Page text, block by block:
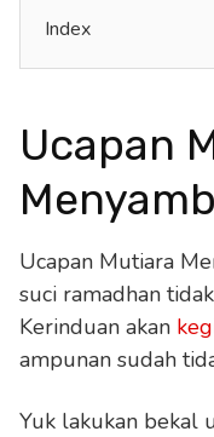
Index
Ucapan
Ucapan Mutiara
suci ramadhan
Kerinduan akan
ampunan sudah
Yuk lakukan bekal